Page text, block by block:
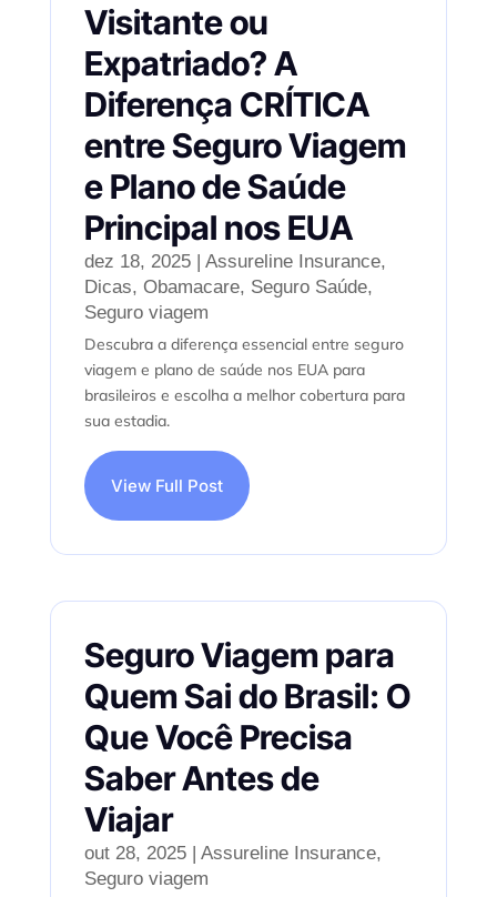
Visitante ou
Expatriado? A
Diferença CRÍTICA
entre Seguro Viagem
e Plano de Saúde
Principal nos EUA
dez 18, 2025| Assureline Insurance,
Dicas, Obamacare, Seguro Saúde,
Seguro viagem
Descubra a diferença essencial entre seguro
viagem e plano de saúde nos EUA para
brasileiros e escolha a melhor cobertura para
sua estadia.
View Full Post
Seguro Viagem para
Quem Sai do Brasil: O
Que Você Precisa
Saber Antes de
Viajar
out 28, 2025| Assureline Insurance,
Seguro viagem